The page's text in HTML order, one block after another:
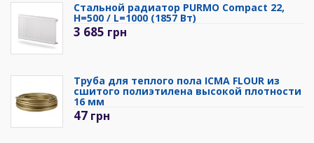
Стальной радиатор PURMO Compact 22,
H=500 / L=1000 (1857 Вт)
3 685 грн
Труба для теплого пола ICMA FLOUR из
сшитого полиэтилена высокой плотности
16 мм
47 грн